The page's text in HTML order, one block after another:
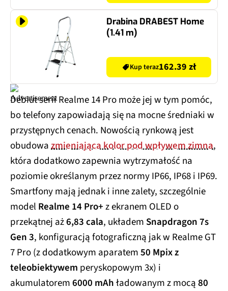
Drabina DRABEST Home
(1.41 m)
Kup teraz162.39 zł
Debiut serii Realme 14 Pro może jej w tym pomóc,
bo telefony zapowiadają się na mocne średniaki w
przystępnych cenach. Nowością rynkową jest
obudowazmieniająca kolor pod wpływem zimna,
która dodatkowo zapewnia wytrzymałość na
poziomie określanym przez normy IP66, IP68 i IP69.
Smartfony mają jednak i inne zalety, szczególnie
model Realme 14 Pro+z ekranem OLED o
przekątnej aż6,83 cala, układem Snapdragon 7s
Gen 3, konfiguracją fotograficzną jak w Realme GT
7 Pro (z dodatkowym aparatem50 Mpix z
teleobiektywem peryskopowym 3x) i
akumulatorem6000 mAhładowanym z mocą80